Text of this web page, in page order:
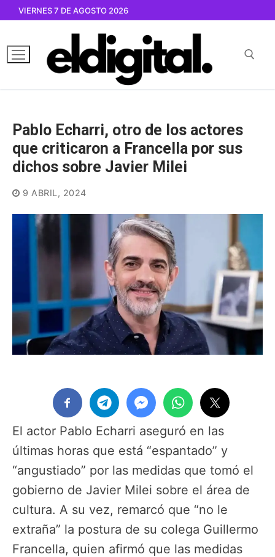
contenido
VIERNES 7 DE AGOSTO 2026
Pablo Echarri, otro de los actores
que criticaron a Francella por sus
dichos sobre Javier Milei
9 ABRIL, 2024
El actor Pablo Echarri aseguró en las
últimas horas que está “espantado” y
“angustiado” por las medidas que tomó el
gobierno de Javier Milei sobre el área de
cultura. A su vez, remarcó que “no le
extraña” la postura de su colega Guillermo
Francella, quien afirmó que las medidas